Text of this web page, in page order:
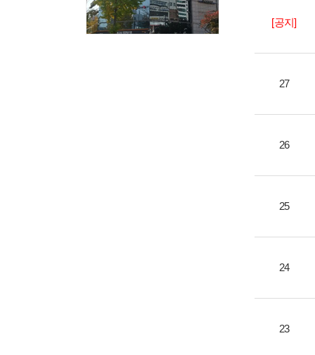
[공지]
27
26
25
24
23